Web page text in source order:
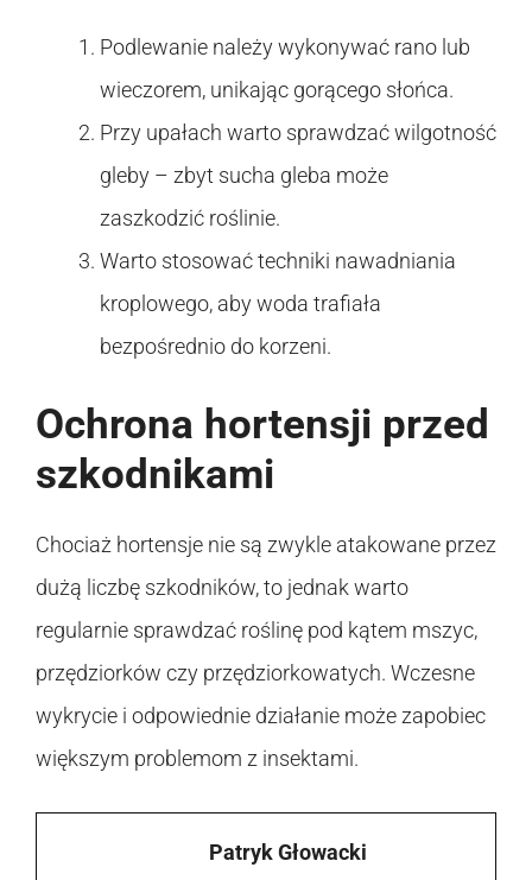
Podlewanie należy wykonywać rano lub
wieczorem, unikając gorącego słońca.
Przy upałach warto sprawdzać wilgotność
gleby – zbyt sucha gleba może
zaszkodzić roślinie.
Warto stosować techniki nawadniania
kroplowego, aby woda trafiała
bezpośrednio do korzeni.
Ochrona hortensji przed
szkodnikami
Chociaż hortensje nie są zwykle atakowane przez
dużą liczbę szkodników, to jednak warto
regularnie sprawdzać roślinę pod kątem mszyc,
przędziorków czy przędziorkowatych. Wczesne
wykrycie i odpowiednie działanie może zapobiec
większym problemom z insektami.
Patryk Głowacki